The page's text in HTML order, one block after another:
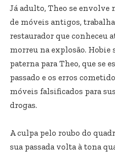
Já adulto, Theo se envolve
de móveis antigos,
restaurador que conheceu
morreu na explosão. Hobie
paterna para Theo, que se
passado e os erros
móveis falsificados para
drogas.
A culpa pelo roubo do
sua passada volta à tona